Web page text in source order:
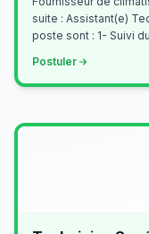
suite : Assistant(e)
poste sont : 1- Suivi
Postuler